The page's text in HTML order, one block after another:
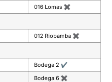
016 Lomas ✖
012 Riobamba ✖
Bodega 2 ✔
Bodega 6 ✖